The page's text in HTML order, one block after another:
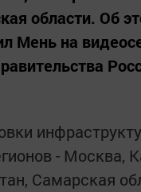
области. Об
Мень на
- Москва,
Самарская